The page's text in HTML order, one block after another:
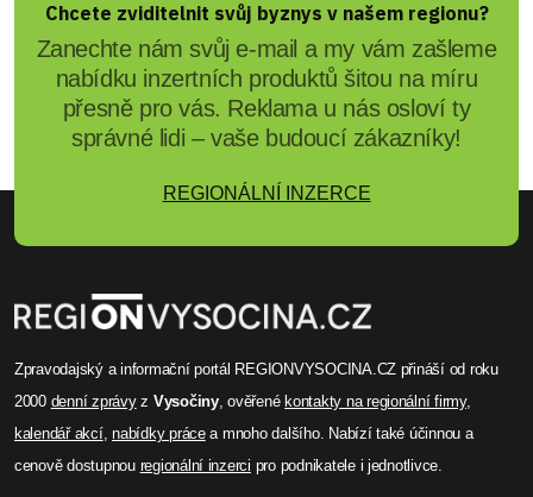
Chcete zviditelnit svůj byznys v našem regionu?
Zanechte nám svůj e-mail a my vám zašleme
nabídku inzertních produktů šitou na míru
přesně pro vás. Reklama u nás osloví ty
správné lidi – vaše budoucí zákazníky!
REGIONÁLNÍ INZERCE
Zpravodajský a informační portál REGIONVYSOCINA.CZ přináší od roku
2000 denní zprávyz Vysočiny, ověřené kontakty na regionální firmy,
kalendář akcí,nabídky prácea mnoho dalšího. Nabízí také účinnou a
cenově dostupnou regionální inzerci pro podnikatele i jednotlivce.